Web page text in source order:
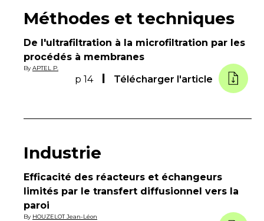
Méthodes et techniques
De l'ultrafiltration à la microfiltration par les
procédés à membranes
By APTEL P.
p 14 Télécharger l'article
Industrie
Efficacité des réacteurs et échangeurs
limités par le transfert diffusionnel vers la
paroi
By HOUZELOT Jean-Léon